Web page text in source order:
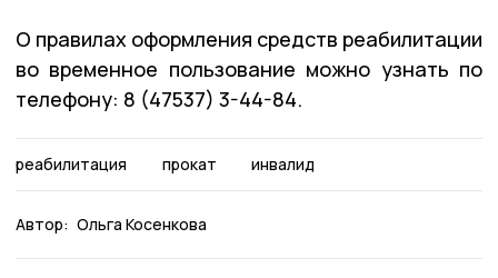
О правилах оформления средств реабилитации
во временное пользование можно узнать по
телефону: 8 (47537) 3-44-84.
реабилитация прокат инвалид
Автор: Ольга Косенкова